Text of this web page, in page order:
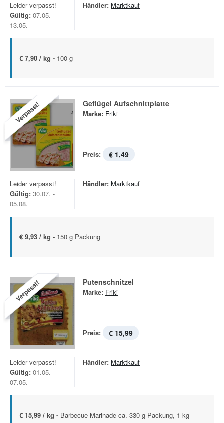
Leider verpasst!
Gültig: 07.05. -
13.05.
Händler: Marktkauf
€ 7,90 / kg - 100 g
Verpasst! Geflügel Aufschnittplatte
Marke: Friki
Preis: € 1,49
Leider verpasst!
Gültig: 30.07. -
05.08.
Händler: Marktkauf
€ 9,93 / kg - 150 g Packung
Verpasst! Putenschnitzel
Marke: Friki
Preis: € 15,99
Leider verpasst!
Gültig: 01.05. -
07.05.
Händler: Marktkauf
€ 15,99 / kg - Barbecue-Marinade ca. 330-g-Packung, 1 kg